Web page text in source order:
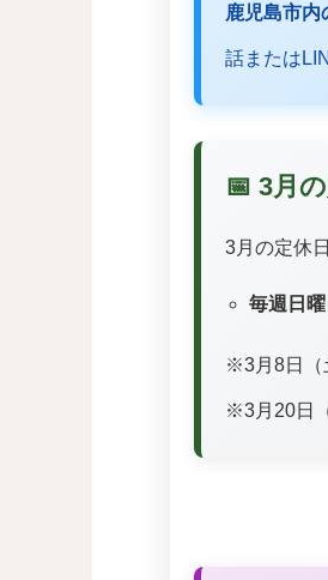
鹿児島市内
話または
📅 3月
3月の定休
毎週日曜
※3月8日（
※3月20日